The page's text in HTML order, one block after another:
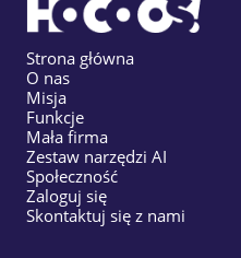
Strona główna
O nas
Misja
Funkcje
Mała firma
Zestaw narzędzi AI
Społeczność
Zaloguj się
Skontaktuj się z nami